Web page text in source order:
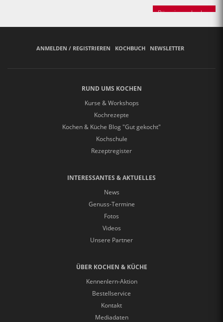
Bäuerinnen backen
ANMELDEN / REGISTRIEREN KOCHBUCH NEWSLETTER
RUND UMS KOCHEN
Kurse & Workshops
Kochrezepte
Kochen & Küche Blog "Gut gekocht"
Kochschule
Rezeptregister
INTERESSANTES & AKTUELLES
News
Genuss-Termine
Fotos
Videos
Unsere Partner
ÜBER KOCHEN & KÜCHE
Kennenlern-Aktion
Bestellservice
Kontakt
Mediadaten